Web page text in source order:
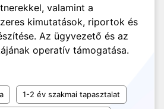
valamint a
kimutatások, riportok és
Az ügyvezető és az
operatív támogatása.
1-2 év szakmai tapasztalat